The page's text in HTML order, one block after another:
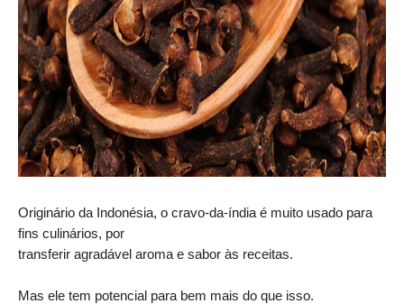
Originário da Indonésia, o cravo-da-índia é muito usado para
fins culinários, por
transferir agradável aroma e sabor às receitas.
Mas ele tem potencial para bem mais do que isso.